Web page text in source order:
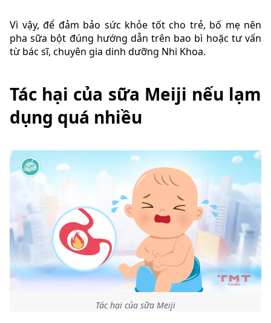
Vì vậy, để đảm bảo sức khỏe tốt cho trẻ, bố mẹ nên
pha sữa bột đúng hướng dẫn trên bao bì hoặc tư vấn
từ bác sĩ, chuyên gia dinh dưỡng Nhi Khoa.
Tác hại của sữa Meiji nếu lạm
dụng quá nhiều
Tác hại của sữa Meiji